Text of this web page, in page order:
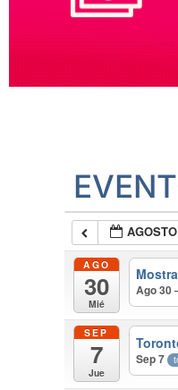
AGO
30
Mié
Ago 30
SEP
7
Jue
Sep 7